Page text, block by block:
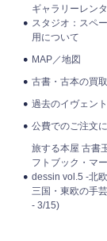
ギャラリーレン
スタジオ：スペ
用について
MAP／地図
古書・古本の買
過去のイヴェント
公費でのご注文
旅する本屋 古書
フトブック・マ
dessin vol.5 -北
三国・東欧の手
- 3/15)